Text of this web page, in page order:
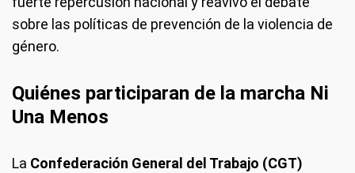
sobre las políticas de prevención de la violencia de
género.
Quiénes participaran de la marcha Ni
Una Menos
La Confederación General del Trabajo (CGT)